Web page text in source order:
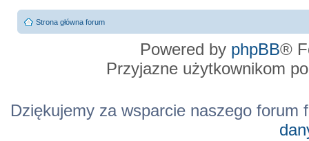
Strona główna forum
Powered by phpBB®
Przyjazne użytkownikom
Dziękujemy za wsparcie naszego